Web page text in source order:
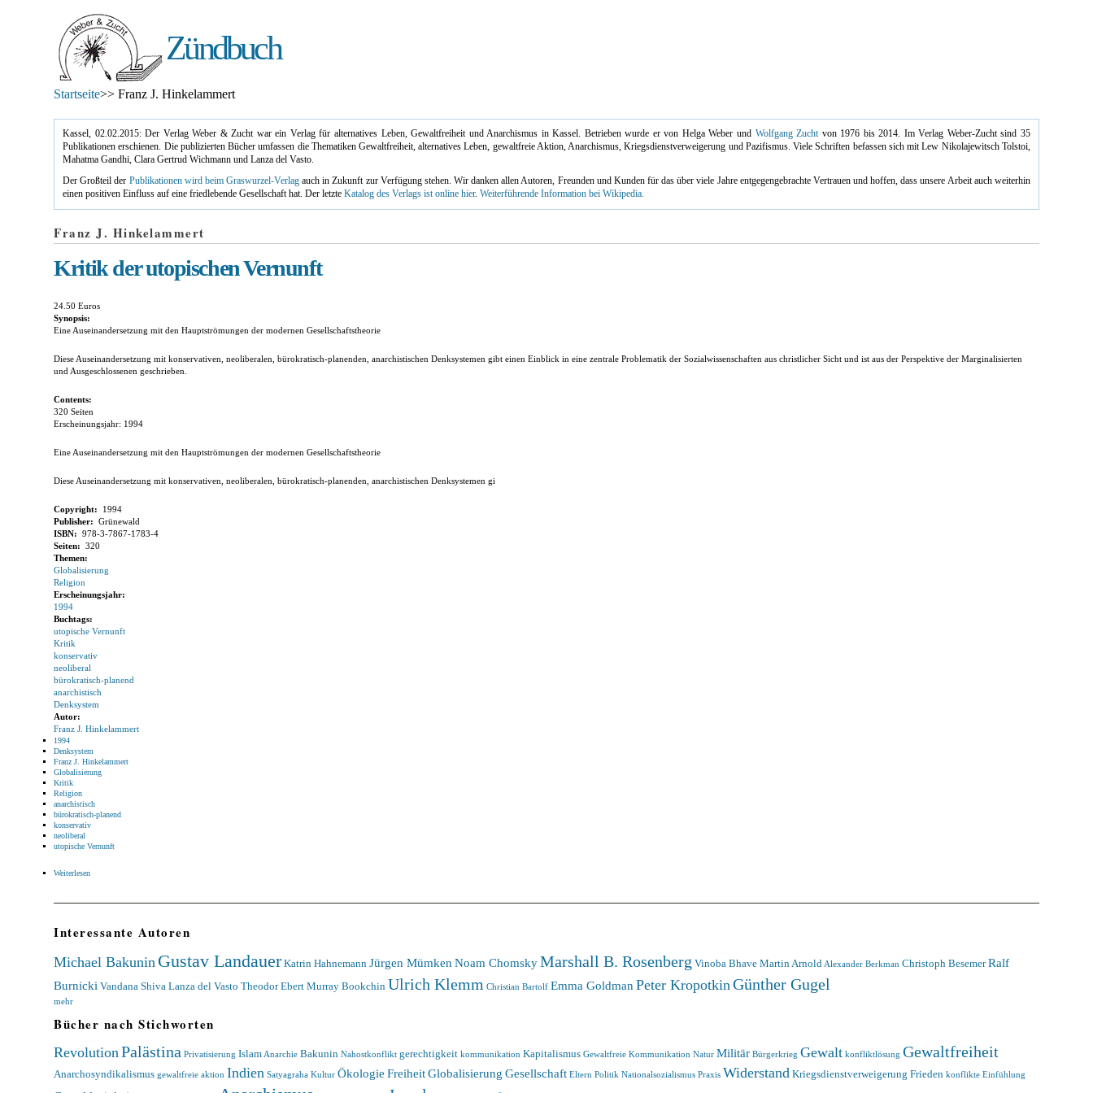
Zündbuch
Startseite>> Franz J. Hinkelammert
Kassel, 02.02.2015: Der Verlag Weber & Zucht war ein Verlag für alternatives Leben, Gewaltfreiheit und Anarchismus in Kassel. Betrieben wurde er von Helga Weber und Wolfgang Zuchtvon 1976 bis 2014. Im Verlag Weber-Zucht sind 35
Publikationen erschienen. Die publizierten Bücher umfassen die Thematiken Gewaltfreiheit, alternatives Leben, gewaltfreie Aktion, Anarchismus, Kriegsdienstverweigerung und Pazifismus. VieleSchriften befassen sich mit Lew Nikolajewitsch Tolstoi,
Mahatma Gandhi, Clara Gertrud Wichmann und Lanza del Vasto.
Der Großteil der Publikationen wird beim Graswurzel-Verlagauch in Zukunft zur Verfügung stehen. Wir danken allen Autoren, Freunden und Kunden für das über viele Jahre entgegengebrachte Vertrauen und hoffen, dass unsere Arbeit auch weiterhin
einen positiven Einfluss auf eine friedlebende Gesellschaft hat. Der letzteKatalog des Verlags ist online hier.Weiterführende Information bei Wikipedia.
Franz J. Hinkelammert
Kritik der utopischen Vernunft
24.50 Euros
Synopsis:
Eine Auseinandersetzung mit den Hauptströmungen der modernen Gesellschaftstheorie
Diese Auseinandersetzung mit konservativen, neoliberalen, bürokratisch-planenden, anarchistischen Denksystemen gibt einen Einblick in eine zentrale Problematik der Sozialwissenschaften aus christlicher Sicht und ist aus der Perspektive der Marginalisierten
und Ausgeschlossenen geschrieben.
Contents:
320 Seiten
Erscheinungsjahr: 1994
Eine Auseinandersetzung mit den Hauptströmungen der modernen Gesellschaftstheorie
Diese Auseinandersetzung mit konservativen, neoliberalen, bürokratisch-planenden, anarchistischen Denksystemen gi
Copyright:
1994
Publisher: Grünewald
ISBN: 978-3-7867-1783-4
Seiten: 320
Themen:
Globalisierung
Religion
Erscheinungsjahr:
1994
Buchtags:
utopische Vernunft
Kritik
konservativ
neoliberal
bürokratisch-planend
anarchistisch
Denksystem
Autor:
Franz J. Hinkelammert
1994
Denksystem
Franz J. Hinkelammert
Globalisierung
Kritik
Religion
anarchistisch
bürokratisch-planend
konservativ
neoliberal
utopische Vernunft
Weiterlesen
Interessante Autoren
Michael Bakunin Gustav Landauer Katrin Hahnemann Jürgen Mümken Noam ChomskyMarshall B. Rosenberg Vinoba Bhave Martin Arnold Alexander Berkman Christoph Besemer Ralf
Burnicki Vandana Shiva Lanza del Vasto Theodor Ebert Murray Bookchin Ulrich Klemm Christian Bartolf Emma Goldman Peter KropotkinGünther Gugel
mehr
Bücher nach Stichworten
RevolutionPalästina Privatisierung Islam Anarchie Bakunin Nahostkonflikt gerechtigkeit kommunikation Kapitalismus Gewaltfreie Kommunikation Natur Militär Bürgerkrieg Gewalt konfliktlösung Gewaltfreiheit
Anarchosyndikalismus gewaltfreie aktion Indien Satyagraha Kultur Ökologie FreiheitGlobalisierung Gesellschaft Eltern Politik Nationalsozialismus Praxis Widerstand Kriegsdienstverweigerung Frieden konflikte Einfühlung